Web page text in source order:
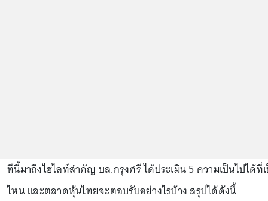
ทีนี้มาถึงไฮไลท์สำคัญ บล.กรุงศรี ได้ประเมิน 5 ความเป็นไปได้ที่
ไหน และตลาดหุ้นไทยจะตอบรับอย่างไรบ้าง สรุปได้ดังนี้